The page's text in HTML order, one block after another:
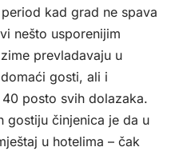
kad grad ne spava
nešto usporenijim
prevladavaju u
gosti, ali i
posto svih dolazaka.
gostiju činjenica je da u
u hotelima – čak